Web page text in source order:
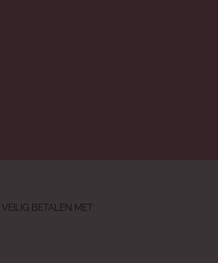
VEILIG BETALEN MET: